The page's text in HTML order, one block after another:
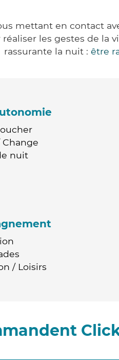
mettant en contact
les gestes de
rassurante la nuit : être
nuit
/ Loisirs